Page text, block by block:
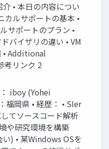
介 • 本日の内容につい
カルサポートの基本 •
サポートのプラン •
バイザリの違い • VM
• Additional
考リンク 2
iboy (Yohei
福岡県 • 経歴： • SIer
てソースコード解析
や研究環境を構築
) • 某Windows OSを